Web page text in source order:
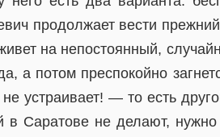
продолжает вести
на непостоянный,
а потом преспокойно
устраивает! — то есть
в Саратове не делают,